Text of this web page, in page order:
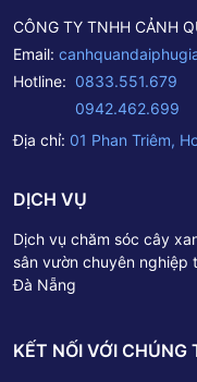
CÔNG TY TNHH CẢNH
Email:
Hotline: 0833.551.679
0942.462.699
Địa chỉ: 01 Phan Triêm,
DỊCH VỤ
Dịch vụ chăm sóc cây
sân vườn chuyên nghiệp
Đà Nẵng
KẾT NỐI VỚI CHÚNG